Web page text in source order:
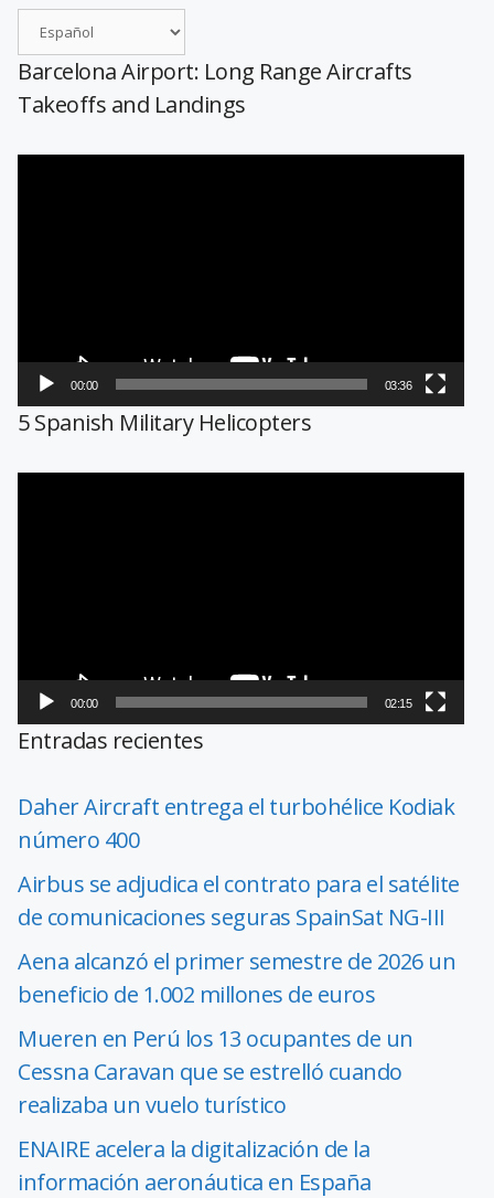
Barcelona Airport: Long Range Aircrafts
Takeoffs and Landings
00:00 03:36
5 Spanish Military Helicopters
00:00 02:15
Entradas recientes
Daher Aircraft entrega el turbohélice Kodiak
número 400
Airbus se adjudica el contrato para el satélite
de comunicaciones seguras SpainSat NG-III
Aena alcanzó el primer semestre de 2026 un
beneficio de 1.002 millones de euros
Mueren en Perú los 13 ocupantes de un
Cessna Caravan que se estrelló cuando
realizaba un vuelo turístico
ENAIRE acelera la digitalización de la
información aeronáutica en España